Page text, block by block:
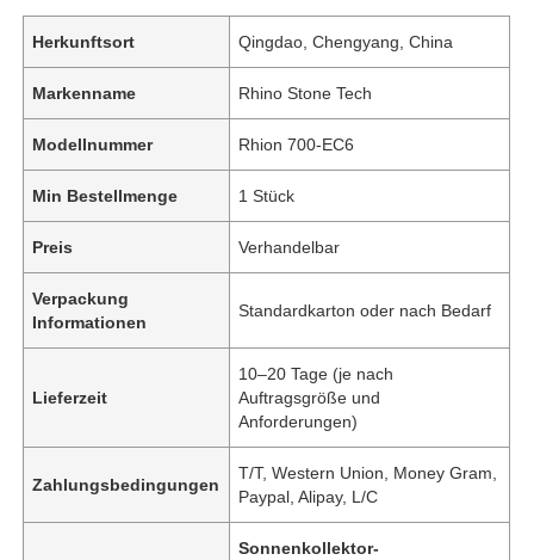
Herkunftsort Qingdao, Chengyang, China
Markenname Rhino Stone Tech
Modellnummer Rhion 700-EC6
Min Bestellmenge 1 Stück
Preis Verhandelbar
Verpackung
Informationen
Standardkarton oder nach Bedarf
Lieferzeit
10–20 Tage (je nach
Auftragsgröße und
Anforderungen)
Zahlungsbedingungen
T/T, Western Union, Money Gram,
Paypal, Alipay, L/C
Sonnenkollektor-